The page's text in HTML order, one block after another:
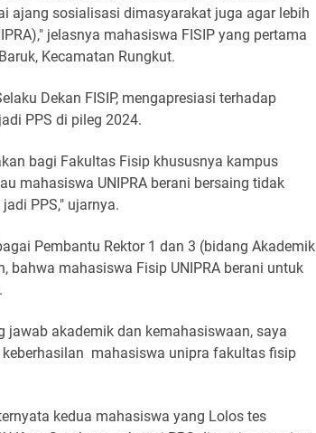
ajang sosialisasi dimasyarakat juga agar lebih
jelasnya mahasiswa FISIP yang pertama
Kecamatan Rungkut.
Dekan FISIP, mengapresiasi terhadap
PPS di pileg 2024.
bagi Fakultas Fisip khususnya kampus
mahasiswa UNIPRA berani bersaing tidak
PPS," ujarnya.
Pembantu Rektor 1 dan 3 (bidang Akademik
bahwa mahasiswa Fisip UNIPRA berani untuk
jawab akademik dan kemahasiswaan, saya
mahasiswa unipra fakultas fisip
kedua mahasiswa yang Lolos tes